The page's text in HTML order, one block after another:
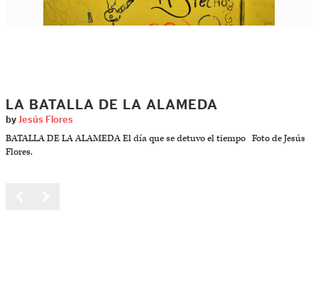
LA BATALLA DE LA ALAMEDA
by Jesús Flores
BATALLA DE LA ALAMEDA El día que se detuvo el tiempo Foto de Jesús
Flores.